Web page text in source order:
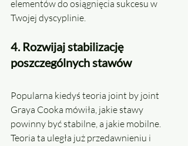
elementów do osiągnięcia sukcesu w
Twojej dyscyplinie.
4. Rozwijaj stabilizację
poszczególnych stawów
Popularna kiedyś teoria joint by joint
Graya Cooka mówiła, jakie stawy
powinny być stabilne, a jakie mobilne.
Teoria ta uległa już przedawnieniu i